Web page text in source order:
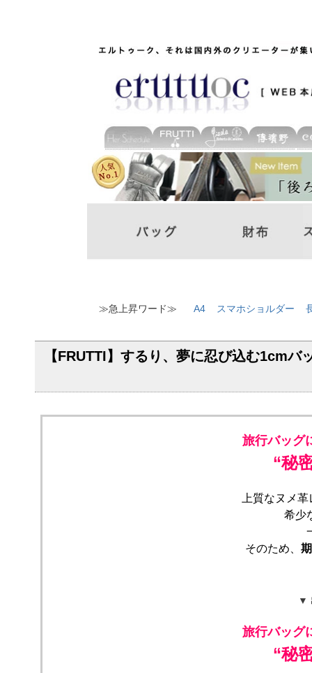
≫急上昇ワード≫ A4 スマホショルダー
【FRUTTI】するり、夢に忍び込む
旅行バッグ
“秘
上質なヌメ
希少
そのため、
▼
旅行バッグ
“秘